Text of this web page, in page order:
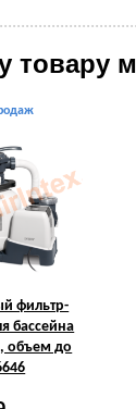
товару
фильтр-
бассейна
объем до